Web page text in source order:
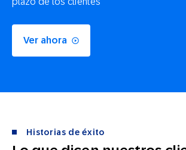
Ver ahora
Historias de éxito